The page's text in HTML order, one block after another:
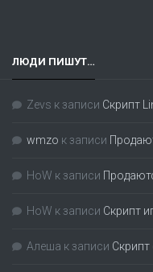
ЛЮДИ ПИШУТ…
Zevs к записи Скрипт
wmzo к записи
HoW к записи
HoW к записи Скрипт
Алеша к записи